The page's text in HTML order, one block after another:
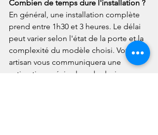
Combien de temps dure l'installation ?
En général, une installation complète
prend entre 1h30 et 3 heures. Le délai
peut varier selon l'état de la porte et la
complexité du modèle choisi. Votre
artisan vous communiquera une
estimation précise lors du devis.